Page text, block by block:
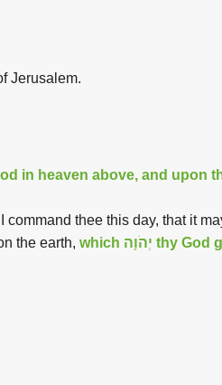
Jerusalem.
in heaven above, and upon
command thee this day, that it
the earth, which יְהֹוָה thy God